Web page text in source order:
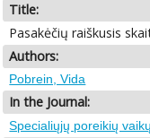
Title:
Pasakėčių raiškusis
Authors:
Pobrein, Vida
In the Journal:
Specialiųjų poreikių